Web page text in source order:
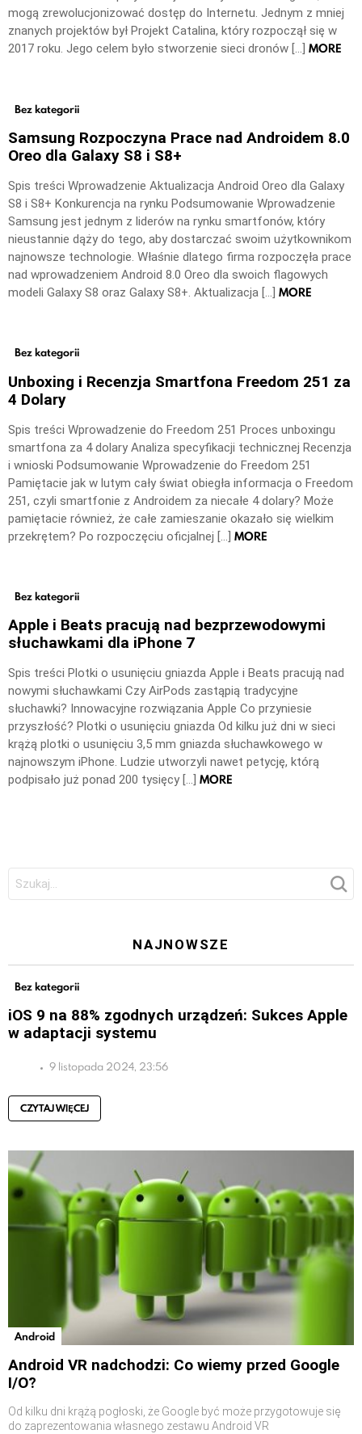
mogą zrewolucjonizować dostęp do Internetu. Jednym z mniej
znanych projektów był Projekt Catalina, który rozpoczął się w
2017 roku. Jego celem było stworzenie sieci dronów […] MORE
Bez kategorii
Samsung Rozpoczyna Prace nad Androidem 8.0
Oreo dla Galaxy S8 i S8+
Spis treści Wprowadzenie Aktualizacja Android Oreo dla Galaxy
S8 i S8+ Konkurencja na rynku Podsumowanie Wprowadzenie
Samsung jest jednym z liderów na rynku smartfonów, który
nieustannie dąży do tego, aby dostarczać swoim użytkownikom
najnowsze technologie. Właśnie dlatego firma rozpoczęła prace
nad wprowadzeniem Android 8.0 Oreo dla swoich flagowych
modeli Galaxy S8 oraz Galaxy S8+. Aktualizacja […] MORE
Bez kategorii
Unboxing i Recenzja Smartfona Freedom 251 za
4 Dolary
Spis treści Wprowadzenie do Freedom 251 Proces unboxingu
smartfona za 4 dolary Analiza specyfikacji technicznej Recenzja
i wnioski Podsumowanie Wprowadzenie do Freedom 251
Pamiętacie jak w lutym cały świat obiegła informacja o Freedom
251, czyli smartfonie z Androidem za niecałe 4 dolary? Może
pamiętacie również, że całe zamieszanie okazało się wielkim
przekrętem? Po rozpoczęciu oficjalnej […] MORE
Bez kategorii
Apple i Beats pracują nad bezprzewodowymi
słuchawkami dla iPhone 7
Spis treści Plotki o usunięciu gniazda Apple i Beats pracują nad
nowymi słuchawkami Czy AirPods zastąpią tradycyjne
słuchawki? Innowacyjne rozwiązania Apple Co przyniesie
przyszłość? Plotki o usunięciu gniazda Od kilku już dni w sieci
krążą plotki o usunięciu 3,5 mm gniazda słuchawkowego w
najnowszym iPhone. Ludzie utworzyli nawet petycję, którą
podpisało już ponad 200 tysięcy […] MORE
Szukaj:
NAJNOWSZE
Bez kategorii
iOS 9 na 88% zgodnych urządzeń: Sukces Apple
w adaptacji systemu
9 listopada 2024, 23:56
CZYTAJ WIĘCEJ
Android
Android VR nadchodzi: Co wiemy przed Google
I/O?
Od kilku dni krążą pogłoski, że Google być może przygotowuje się
do zaprezentowania własnego zestawu Android VR